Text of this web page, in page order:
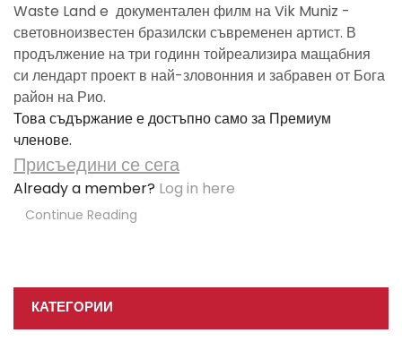
Waste Land e документален филм на Vik Muniz -
световноизвестен бразилски съвременен артист. В
продължение на три годинн тойреализира мащабния
си лендарт проект в най-зловонния и забравен от Бога
район на Рио.
Това съдържание е достъпно само за Премиум
членове.
Присъедини се сега
Already a member? Log in here
Continue Reading
КАТЕГОРИИ